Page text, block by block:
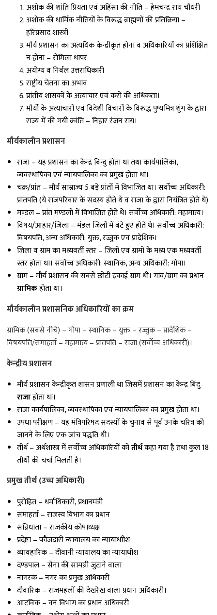
अशोक की शांति प्रियता एवं अहिंसा की नीति – हेमचन्द्र राय चौधरी
अशोक की धार्मिक नीतियों के विरूद्ध ब्राह्मणों की प्रतिक्रिया –
हरिप्रसाद शास्त्री
मौर्य प्रशासन का अत्यधिक केन्द्रीकृत होना व अधिकारियों का प्रशिक्षित
न होना – रोमिला थापर
अयोग्य व निर्बल उत्तराधिकारी
राष्ट्रीय चेतना का अभाव
प्रांतीय शासकों के अत्याचार एवं करो की अधिकता।
मौर्यो के अत्याचारों एवं विदेशी विचारों के विरूद्ध पुष्यमित्र शुंग के द्वारा
राज्य में की गयी क्रांति – निहार रंजन राय।
मौर्यकालीन प्रशासन
राजा – यह प्रशासन का केन्द्र बिन्दु होता था तथा कार्यपालिका,
व्यवस्थापिका एवं न्यायपालिका का प्रमुख होता था।
चक्र/प्रांत – मौर्य साम्राज्य 5 बड़े प्रांतों में विभाजित था। सर्वोच्च अधिकारी:
प्रांतपति (ये राजपरिवार के सदस्य होते थे व राजा के द्वारा नियंत्रित होते थे)
मण्डल – प्रांत मण्डलों में विभाजित होते थेे। सर्वोच्च अधिकारी: महामात्य।
विषय/आहार/जिला – मंडल जिलों में बंटे हुए होते थे। सर्वोच्च अधिकारी:
विषयपति, अन्य अधिकारी: युक्त, रज्जुक एवं प्रादेशिक।
जिला व ग्राम का मध्यवर्ती स्तर – जिलों एवं ग्रामों के मध्य एक मध्यवर्ती
स्तर होता था। सर्वोच्च अधिकारी: स्थानिक, अन्य अधिकारी: गोपा।
ग्राम – मौर्य प्रशासन की सबसे छोटी इकाई ग्राम थी। गांव/ग्राम का प्रधान
ग्रामिकहोता था।
मौर्यकालीन प्रशासनिक अधिकारियों का क्रम
ग्रामिक (सबसे नीचे) – गोपा – स्थानिक – युक्त – रज्जुक – प्रादेशिक –
विषयपति/समाहर्ता – महामात्य – प्रांतपति – राजा (सर्वोच्च अधिकारी)।
केन्द्रीय प्रशासन
मौर्य प्रशासन केन्द्रीकृत शासन प्रणाली था जिसमें प्रशासन का केन्द्र बिंदु
राजाहोता था।
राजा कार्यपालिका, व्यवस्थापिका एवं न्यायपालिका का प्रमुख होता था।
उपधा परीक्षण – यह मंत्रिपरिषद सदस्यों के चुनाव से पूर्व उनके चरित्र को
जानने के लिए एक जांच पद्धति थी।
तीर्थ – अर्थशास्त्र में सर्वोच्च अधिकारियों कोतीर्थकहा गया है तथा कुल 18
तीर्थो की चर्चा मिलती है।
प्रमुख तीर्थ (उच्च अधिकारी)
पुरोहित – धर्माधिकारी, प्रधानमंत्री
समाहर्ता – राजस्व विभाग का प्रधान
सन्निधाता – राजकीय कोषाध्यक्ष
प्रदेष्टा – फौजदारी न्यायालय का न्यायाधाीश
व्यावहारिक – दीवानी न्यायालय का न्यायाधीश
दण्डपाल – सेना की सामग्री जुटाने वाला
नागरक – नगर का प्रमुख अधिकारी
दौवारिक – राजमहलों की देखरेख वाला प्रधान अधिकारी।
आटविक – वन विभाग का प्रधान अधिकारी